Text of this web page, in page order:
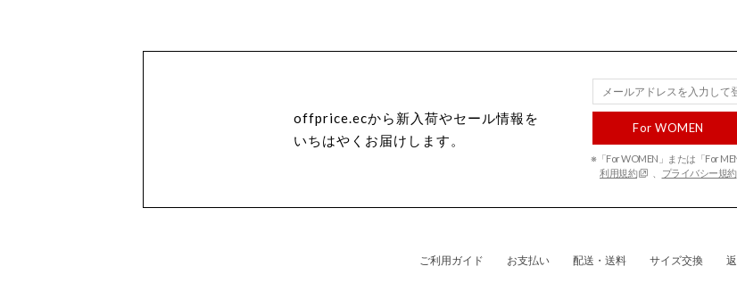
offprice.ecから新入荷やセール情報を
いちはやくお届けします。
For WOMEN
※「For WOMEN」または「For
利用規約
プライバシー規約
ご利用ガイド お支払い 配送・送料 サイズ交換